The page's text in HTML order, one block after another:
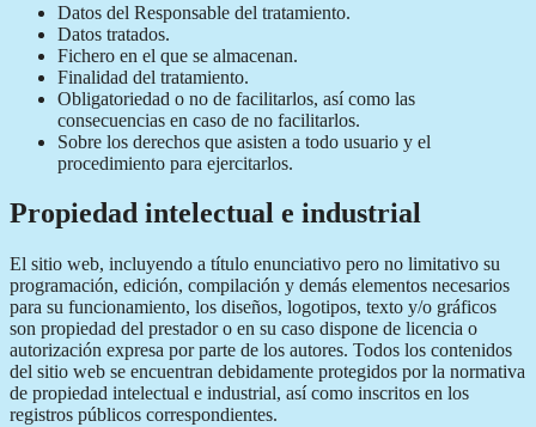
Datos del Responsable del tratamiento.
Datos tratados.
Fichero en el que se almacenan.
Finalidad del tratamiento.
Obligatoriedad o no de facilitarlos, así como las
consecuencias en caso de no facilitarlos.
Sobre los derechos que asisten a todo usuario y el
procedimiento para ejercitarlos.
Propiedad intelectual e industrial
El sitio web, incluyendo a título enunciativo pero no limitativo su
programación, edición, compilación y demás elementos necesarios
para su funcionamiento, los diseños, logotipos, texto y/o gráficos
son propiedad del prestador o en su caso dispone de licencia o
autorización expresa por parte de los autores. Todos los contenidos
del sitio web se encuentran debidamente protegidos por la normativa
de propiedad intelectual e industrial, así como inscritos en los
registros públicos correspondientes.